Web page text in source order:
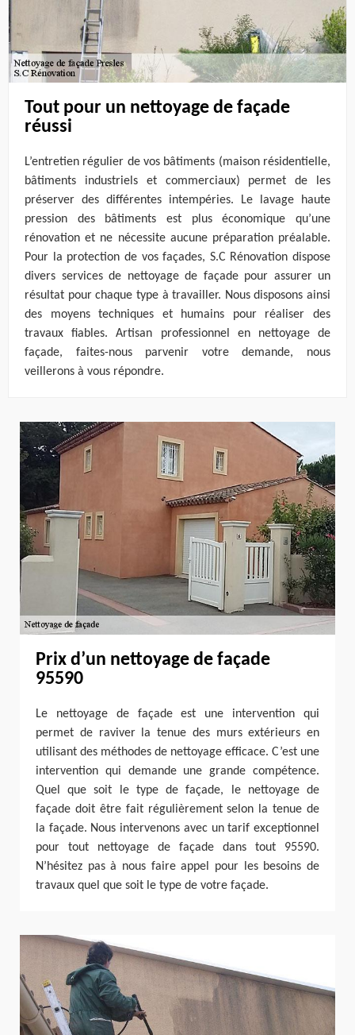
Tout pour un nettoyage de façade
réussi
L’entretien régulier de vos bâtiments (maison résidentielle,
bâtiments industriels et commerciaux) permet de les
préserver des différentes intempéries. Le lavage haute
pression des bâtiments est plus économique qu’une
rénovation et ne nécessite aucune préparation préalable.
Pour la protection de vos façades, S.C Rénovation dispose
divers services de nettoyage de façade pour assurer un
résultat pour chaque type à travailler. Nous disposons ainsi
des moyens techniques et humains pour réaliser des
travaux fiables. Artisan professionnel en nettoyage de
façade, faites-nous parvenir votre demande, nous
veillerons à vous répondre.
Prix d’un nettoyage de façade
95590
Le nettoyage de façade est une intervention qui
permet de raviver la tenue des murs extérieurs en
utilisant des méthodes de nettoyage efficace. C’est une
intervention qui demande une grande compétence.
Quel que soit le type de façade, le nettoyage de
façade doit être fait régulièrement selon la tenue de
la façade. Nous intervenons avec un tarif exceptionnel
pour tout nettoyage de façade dans tout 95590.
N’hésitez pas à nous faire appel pour les besoins de
travaux quel que soit le type de votre façade.